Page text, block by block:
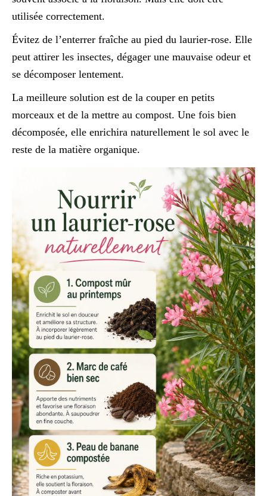
utilisée correctement.
Évitez de l’enterrer fraîche au pied du laurier-rose. Elle
peut attirer les insectes, dégager une mauvaise odeur et
se décomposer lentement.
La meilleure solution est de la couper en petits
morceaux et de la mettre au compost. Une fois bien
décomposée, elle enrichira naturellement le sol avec le
reste de la matière organique.